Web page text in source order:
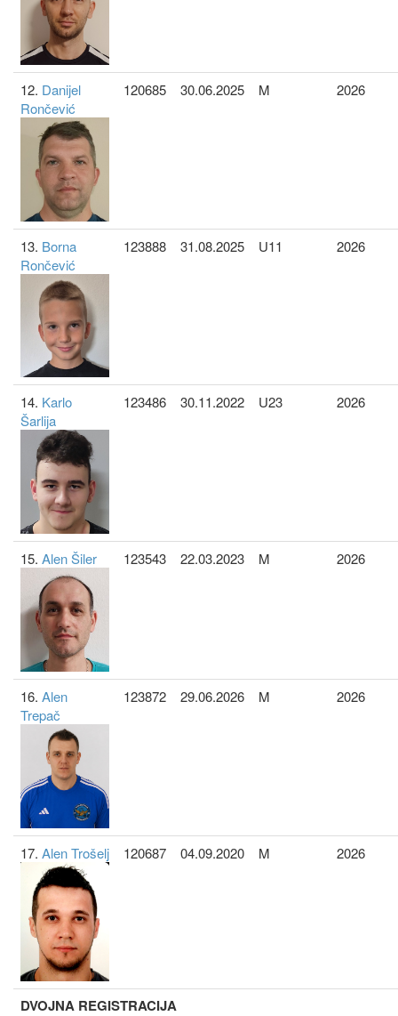
12. Danijel
Rončević
120685 30.06.2025 M 2026
13. Borna
Rončević
123888 31.08.2025 U11 2026
14. Karlo
Šarlija
123486 30.11.2022 U23 2026
15. Alen Šiler 123543 22.03.2023 M 2026
16. Alen
Trepač
123872 29.06.2026 M 2026
17. Alen Trošelj 120687 04.09.2020 M 2026
DVOJNA REGISTRACIJA